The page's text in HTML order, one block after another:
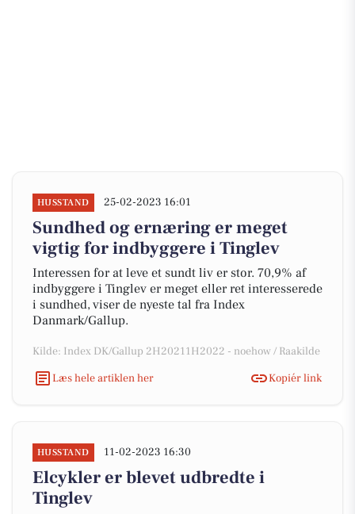
HUSSTAND 25-02-2023 16:01
Sundhed og ernæring er meget
vigtig for indbyggere i Tinglev
Interessen for at leve et sundt liv er stor. 70,9% af
indbyggere i Tinglev er meget eller ret interesserede
i sundhed, viser de nyeste tal fra Index
Danmark/Gallup.
Kilde: Index DK/Gallup 2H20211H2022 - noehow / Raakilde
Læs hele artiklen her
Kopiér link
HUSSTAND 11-02-2023 16:30
Elcykler er blevet udbredte i
Tinglev